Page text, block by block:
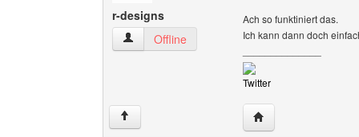
r-designs
r-designs Benutzer-Profile anzeigen
Offline
Ach so funktiniert das.
Ich kann dann doch
Twitter
↑ Website dieses